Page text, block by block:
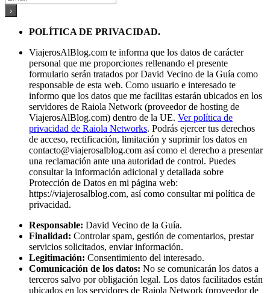
POLÍTICA DE PRIVACIDAD.
ViajerosAlBlog.com te informa que los datos de carácter
personal que me proporciones rellenando el presente
formulario serán tratados por David Vecino de la Guía como
responsable de esta web. Como usuario e interesado te
informo que los datos que me facilitas estarán ubicados en los
servidores de Raiola Network (proveedor de hosting de
ViajerosAlBlog.com) dentro de la UE. Ver política de
privacidad de Raiola Networks. Podrás ejercer tus derechos
de acceso, rectificación, limitación y suprimir los datos en
contacto@viajerosalblog.com así como el derecho a presentar
una reclamación ante una autoridad de control. Puedes
consultar la información adicional y detallada sobre
Protección de Datos en mi página web:
https://viajerosalblog.com, así como consultar mi política de
privacidad.
Responsable: David Vecino de la Guía.
Finalidad: Controlar spam, gestión de comentarios, prestar
servicios solicitados, enviar información.
Legitimación: Consentimiento del interesado.
Comunicación de los datos: No se comunicarán los datos a
terceros salvo por obligación legal. Los datos facilitados están
ubicados en los servidores de Raiola Network (proveedor de